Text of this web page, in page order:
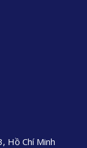
Hồ Chí Minh